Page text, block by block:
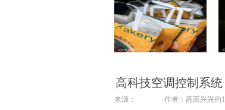
高科技空调控制系统
来源： 作者：高高兴兴的1